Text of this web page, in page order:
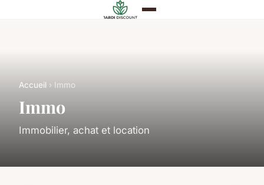
Accueil › Immo
Immo
Immobilier, achat et location